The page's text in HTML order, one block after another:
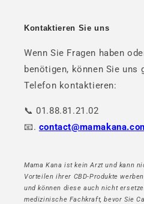
Kontaktieren Sie uns
Wenn Sie Fragen haben
benötigen, können Sie uns
Telefon kontaktieren:
📞 01.88.81.21.02
📧.
Mama Kana ist kein Arzt und kann
Vorteilen ihrer CBD-Produkte
und können diese auch nicht
medizinische Fachkraft, bevor Sie